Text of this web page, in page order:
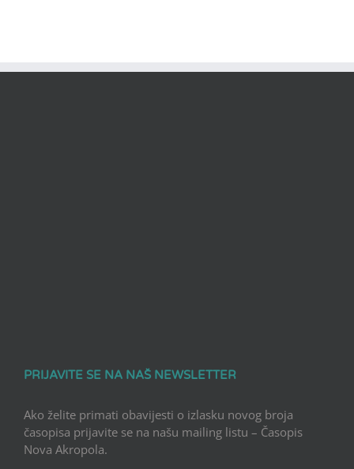
PRIJAVITE SE NA NAŠ NEWSLETTER
Ako želite primati obavijesti o izlasku novog broja
časopisa prijavite se na našu mailing listu – Časopis
Nova Akropola.